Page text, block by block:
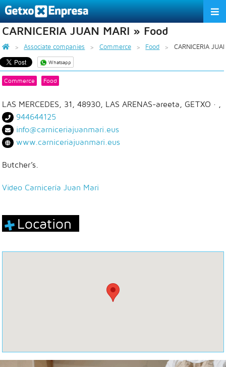
THE ASSOCIATION
SERVICES
ACTIVITIES
ASSOCIATE COMPANIES
APPRECIATION TO THE PARTNER
EU ES EN
CARNICERIA JUAN MARI » Food
Associate companies Commerce Food CARNICERIA
Whatsapp
Commerce Food
LAS MERCEDES, 31, 48930, LAS ARENAS-areeta, GETXO · ,
944644125
info@carniceriajuanmari.eus
www.carniceriajuanmari.eus
Butcher’s.
Video Carnicería Juan Mari
Location